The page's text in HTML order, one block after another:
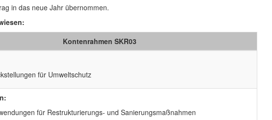
in das neue Jahr übernommen.
Kontenrahmen SKR03
für Umweltschutz
für Restrukturierungs- und Sanierungsmaßnahmen